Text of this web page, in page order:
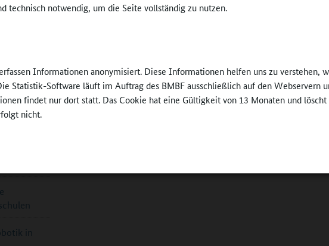
technisch notwendig, um die Seite vollständig zu nutzen.
Informationen anonymisiert. Diese Informationen helfen uns zu verstehen,
Statistik-Software läuft im Auftrag des BMBF ausschließlich auf den Webservern
findet nur dort statt. Das Cookie hat eine Gültigkeit von 13 Monaten und
nicht.
in